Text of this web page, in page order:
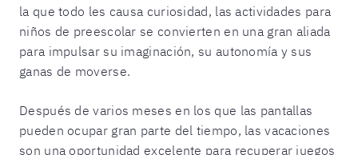
la que todo les causa curiosidad, las actividades para
niños de preescolar se convierten en una gran aliada
para impulsar su imaginación, su autonomía y sus
ganas de moverse.
Después de varios meses en los que las pantallas
pueden ocupar gran parte del tiempo, las vacaciones
son una oportunidad excelente para recuperar juegos